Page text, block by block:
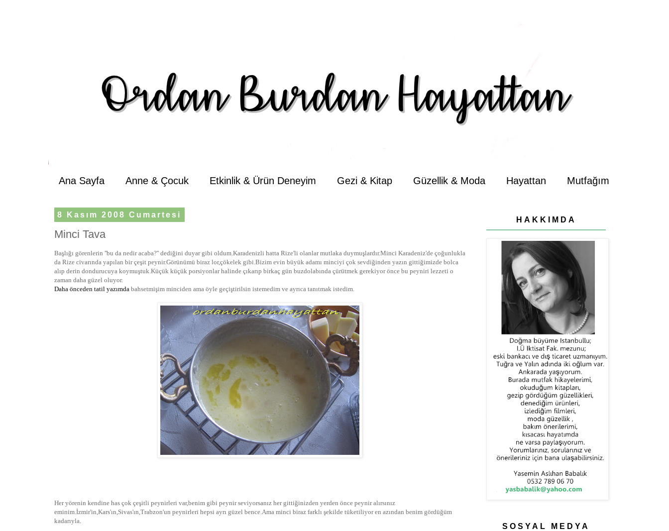
Ana Sayfa Anne & Çocuk Etkinlik & Ürün Deneyim Gezi & Kitap Güzellik & Moda Hayattan Mutfağım
8 Kasım 2008 Cumartesi
Minci Tava
Başlığı görenlerin ''bu da nedir acaba?'' dediğini duyar gibi oldum.Karadenizli hatta Rize'li olanlar mutlaka duymuşlardır.Minci Karadeniz'de çoğunlukla
da Rize civarında yapılan bir çeşit peynir.Görünümü biraz lor,çökelek gibi.Bizim evin büyük adamı minciyi çok sevdiğinden yazın gittiğimizde bolca
alıp derin dondurucuya koymuştuk.Küçük küçük porsiyonlar halinde çıkarıp birkaç gün buzdolabında çürütmek gerekiyor önce bu peyniri lezzeti o
zaman daha güzel oluyor.
Daha önceden tatil yazımda bahsetmişim minciden ama öyle geçiştirilsin istemedim ve ayrıca tanıtmak istedim.
Her yörenin kendine has çok çeşitli peynirleri var,benim gibi peynir seviyorsanız her gittiğinizden yerden önce peynir alırsınız
eminim.İzmir'in,Kars'ın,Sivas'ın,Trabzon'un peynirleri hepsi ayrı güzel bence.Ama minci biraz farklı şekilde tüketiliyor en azından benim gördüğüm
kadarıyla.
HAKKIMDA
SOSYAL MEDYA